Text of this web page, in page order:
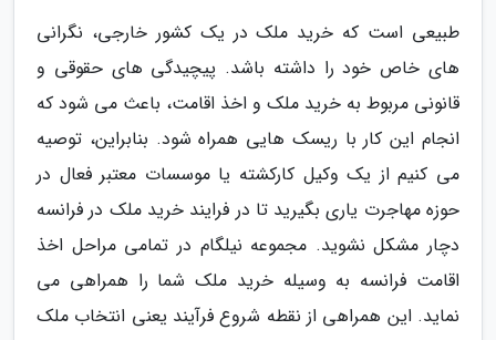
طبیعی است که خرید ملک در یک کشور خارجی، نگرانی
های خاص خود را داشته باشد. پیچیدگی های حقوقی و
قانونی مربوط به خرید ملک و اخذ اقامت، باعث می شود که
انجام این کار با ریسک هایی همراه شود. بنابراین، توصیه
می کنیم از یک وکیل کارکشته یا موسسات معتبر فعال در
حوزه مهاجرت یاری بگیرید تا در فرایند خرید ملک در فرانسه
دچار مشکل نشوید. مجموعه نیلگام در تمامی مراحل اخذ
اقامت فرانسه به وسیله خرید ملک شما را همراهی می
نماید. این همراهی از نقطه شروع فرآیند یعنی انتخاب ملک